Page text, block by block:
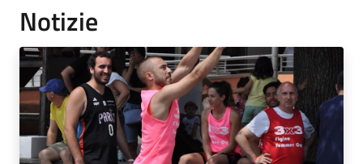
Notizie